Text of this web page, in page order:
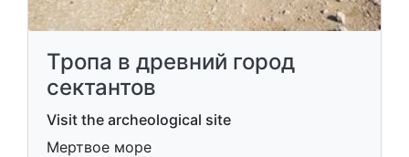
Тропа в древний город
сектантов
Visit the archeological site
Мертвое море